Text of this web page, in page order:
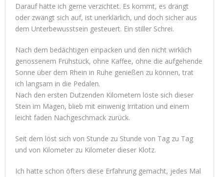
Darauf hätte ich gerne verzichtet. Es kommt, es drängt
oder zwängt sich auf, ist unerklärlich, und doch sicher aus
dem Unterbewusstsein gesteuert. Ein stiller Schrei.
Nach dem bedächtigen einpacken und den nicht wirklich
genossenem Frühstück, ohne Kaffee, ohne die aufgehende
Sonne über dem Rhein in Ruhe genießen zu können, trat
ich langsam in die Pedalen.
Nach den ersten Dutzenden Kilometern löste sich dieser
Stein im Magen, blieb mit einwenig Irritation und einem
leicht faden Nachgeschmack zurück.
Seit dem löst sich von Stunde zu Stunde von Tag zu Tag
und von Kilometer zu Kilometer dieser Klotz.
Ich hatte schon öfters diese Erfahrung gemacht, jedes Mal